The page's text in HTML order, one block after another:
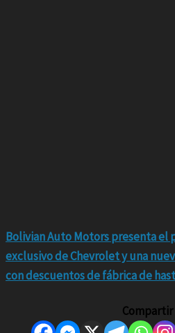
Bolivian Auto Motors presenta el
exclusivo de Chevrolet y una
con descuentos de fábrica de
Compartir